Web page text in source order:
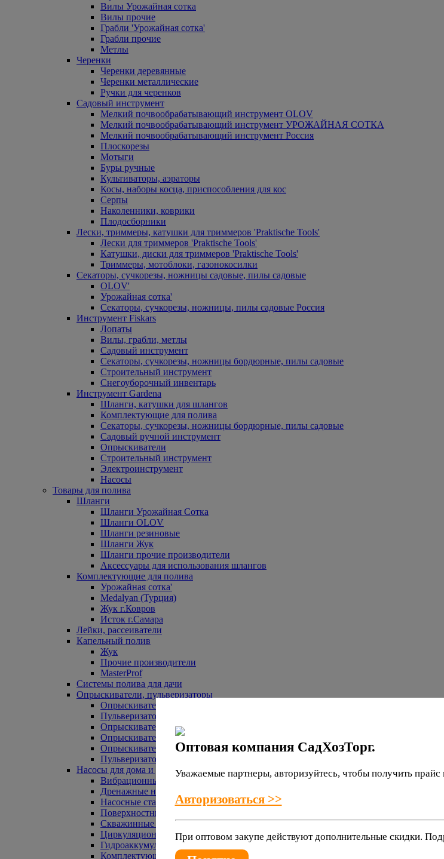
Вилы Урожайная сотка
Вилы прочие
Грабли 'Урожайная сотка'
Грабли прочие
Метлы
Черенки
Черенки деревянные
Черенки металлические
Ручки для черенков
Садовый инструмент
Мелкий почвообрабатывающий инструмент OLOV
Мелкий почвообрабатывающий инструмент УРОЖАЙНАЯ СОТКА
Мелкий почвообрабатывающий инструмент Россия
Плоскорезы
Мотыги
Буры ручные
Культиваторы, аэраторы
Косы, наборы косца, приспособления для кос
Серпы
Наколенники, коврики
Плодосборники
Лески, триммеры, катушки для триммеров 'Praktische Tools'
Лески для триммеров 'Praktische Tools'
Катушки, диски для триммеров 'Praktische Tools'
Триммеры, мотоблоки, газонокосилки
Секаторы, сучкорезы, ножницы садовые, пилы садовые
OLOV'
Урожайная сотка'
Секаторы, сучкорезы, ножницы, пилы садовые Россия
Инструмент Fiskars
Лопаты
Вилы, грабли, метлы
Садовый инструмент
Секаторы, сучкорезы, ножницы бордюрные, пилы садовые
Строительный инструмент
Снегоуборочный инвентарь
Инструмент Gardena
Шланги, катушки для шлангов
Комплектующие для полива
Секаторы, сучкорезы, ножницы бордюрные, пилы садовые
Садовый ручной инструмент
Опрыскиватели
Строительный инструмент
Электроинструмент
Насосы
Товары для полива
Шланги
Шланги Урожайная Сотка
Шланги OLOV
Шланги резиновые
Шланги Жук
Шланги прочие производители
Аксессуары для использования шлангов
Комплектующие для полива
Урожайная сотка'
Medalyan (Турция)
Жук г.Ковров
Исток г.Самара
Лейки, рассеиватели
Капельный полив
Жук
Прочие производители
MasterProf
Системы полива для дачи
Опрыскиватели, пульверизаторы
Опрыскиватели аккумуляторные
Пульверизаторы прочие
Опрыскиватели Урожайная сотка
Опрыскиватели Жук
Опрыскиватели прочие
Пульверизаторы Урожайная сотка
Насосы для дома и дачи
Вибрационные насосы
Дренажные насосы
Насосные станции
Поверхностные насосы
Скважинные насосы
Циркуляционные насосы
Гидроаккумуляторы и расширительные баки
Комплектующие к насосам
Оптовая компания СадХозТорг.
Уважаемые партнеры, авторизуйтесь, чтобы получить прайс
Авторизоваться >>
При оптовом закупе действуют дополнительные скидки.